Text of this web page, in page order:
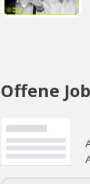
Offene